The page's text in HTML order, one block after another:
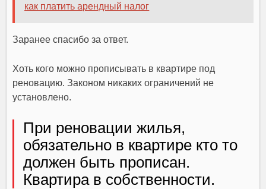
как платить арендный налог
Заранее спасибо за ответ.
Хоть кого можно прописывать в квартире под
реновацию. Законом никаких ограничений не
установлено.
При реновации жилья,
обязательно в квартире кто то
должен быть прописан.
Квартира в собственности.